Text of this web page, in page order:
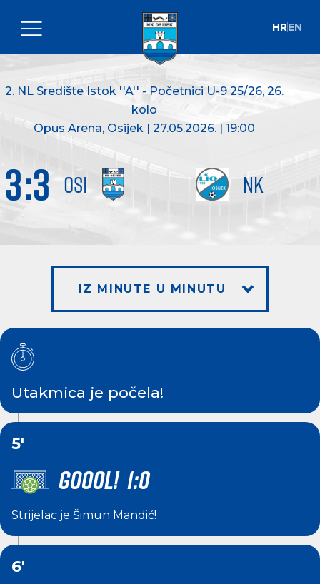
HREN
2. NL Središte Istok ''A'' - Početnici U-9 25/26, 26.
kolo
Opus Arena, Osijek | 27.05.2026. | 19:00
OSI NK
3:3
IZ MINUTE U MINUTU
Utakmica je počela!
5'
GOOOL! 1:0
Strijelac je Šimun Mandić!
6'